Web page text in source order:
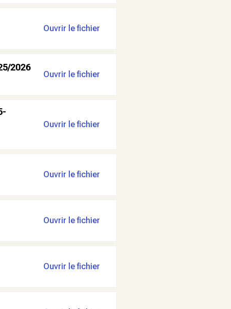
Ouvrir le fichier
2026
Ouvrir le fichier
Ouvrir le fichier
Ouvrir le fichier
Ouvrir le fichier
Ouvrir le fichier